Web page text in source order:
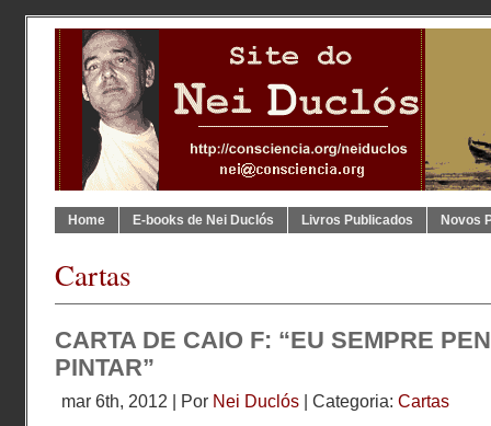
Home E-books de Nei Duclós Livros Publicados Novos
Cartas
CARTA DE CAIO F: “EU SEMPRE
PINTAR”
mar 6th, 2012 | Por Nei Duclós | Categoria: Cartas